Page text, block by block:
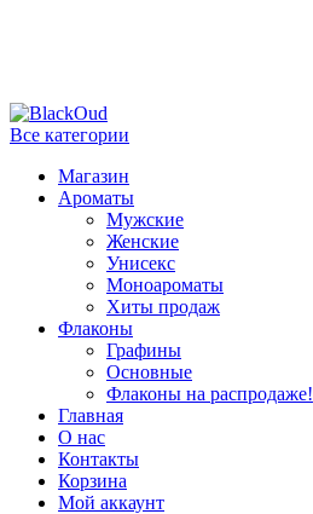
Все категории
Магазин
Ароматы
Мужские
Женские
Унисекс
Моноароматы
Хиты продаж
Флаконы
Графины
Основные
Флаконы на распродаже!
Главная
О нас
Контакты
Корзина
Мой аккаунт